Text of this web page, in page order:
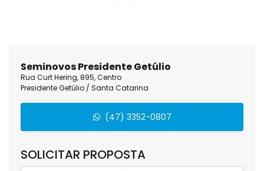
Seminovos Presidente Getúlio
Rua Curt Hering, 895, Centro
Presidente Getúlio / Santa Catarina
(47) 3352-0807
SOLICITAR PROPOSTA